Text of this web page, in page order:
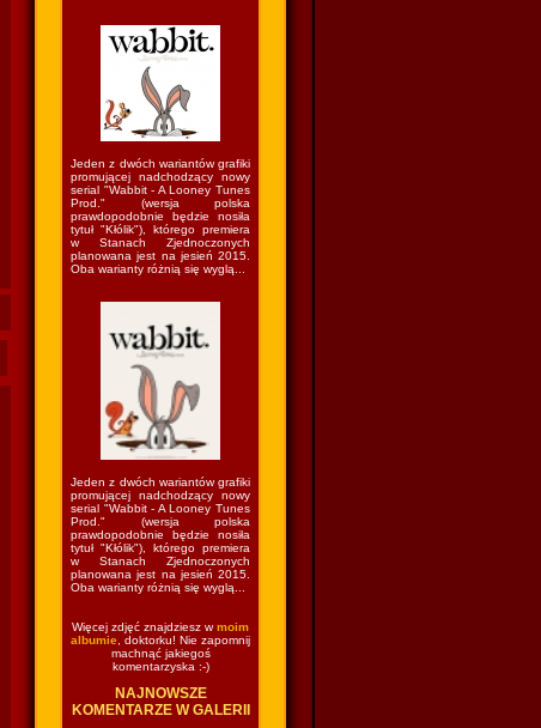
Jeden z dwóch wariantów grafiki
promującej nadchodzący nowy
serial "Wabbit - A Looney Tunes
Prod." (wersja polska
prawdopodobnie będzie nosiła
tytuł "Kłólik"), którego premiera
w Stanach Zjednoczonych
planowana jest na jesień 2015.
Oba warianty różnią się wyglą...
Jeden z dwóch wariantów grafiki
promującej nadchodzący nowy
serial "Wabbit - A Looney Tunes
Prod." (wersja polska
prawdopodobnie będzie nosiła
tytuł "Kłólik"), którego premiera
w Stanach Zjednoczonych
planowana jest na jesień 2015.
Oba warianty różnią się wyglą...
Więcej zdjęć znajdziesz wmoim
albumie , doktorku! Nie zapomnij
machnąć jakiegoś
komentarzyska :-)
NAJNOWSZE
KOMENTARZE W GALERII